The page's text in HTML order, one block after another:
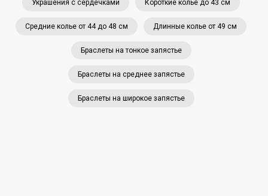
Украшения с сердечками Короткие колье до 43 см
Средние колье от 44 до 48 см Длинные колье от 49 см
Браслеты на тонкое запястье
Браслеты на среднее запястье
Браслеты на широкое запястье